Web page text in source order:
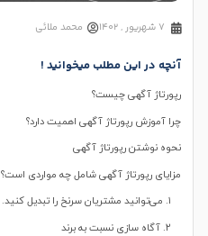
7 شهریور , 1402 محمد ملائی
آنچه در این مطلب میخوانید !
رپورتاژ آگهی چیست؟
چرا آموزش رپورتاژ آگهی اهمیت دارد؟
نحوه نوشتن رپورتاژ آگهی
مزایای رپورتاژ آگهی شامل چه مواردی است؟
۱. می‌توانید مشتریان سرنخ را تبدیل کنید.
۲. آگاه سازی نسبت به برند